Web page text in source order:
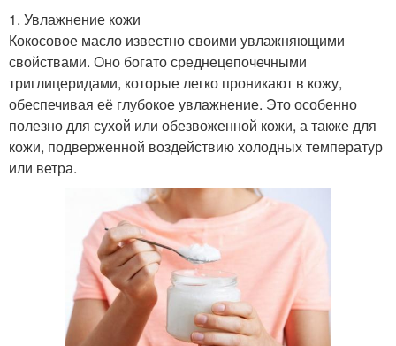
1. Увлажнение кожи
Кокосовое масло известно своими увлажняющими
свойствами. Оно богато среднецепочечными
триглицеридами, которые легко проникают в кожу,
обеспечивая её глубокое увлажнение. Это особенно
полезно для сухой или обезвоженной кожи, а также для
кожи, подверженной воздействию холодных температур
или ветра.